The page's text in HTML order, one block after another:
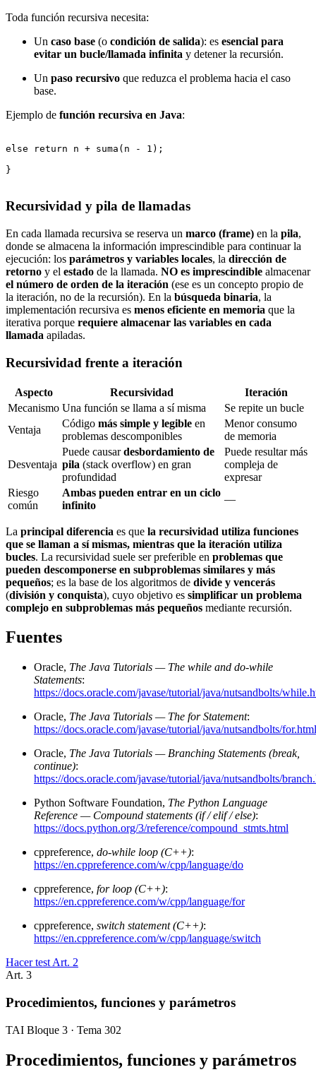
Toda función recursiva necesita:
Un caso base (o condición de salida): es esencial para
evitar un bucle/llamada infinita y detener la recursión.
Un paso recursivo que reduzca el problema hacia el caso
base.
Ejemplo de función recursiva en Java:
else return n + suma(n - 1);
}
Recursividad y pila de llamadas
En cada llamada recursiva se reserva un marco (frame) en la pila,
donde se almacena la información imprescindible para continuar la
ejecución: los parámetros y variables locales, la dirección de
retorno y el estado de la llamada. NO es imprescindible almacenar
el número de orden de la iteración (ese es un concepto propio de
la iteración, no de la recursión). En la búsqueda binaria, la
implementación recursiva es menos eficiente en memoria que la
iterativa porque requiere almacenar las variables en cada
llamada apiladas.
Recursividad frente a iteración
Aspecto Recursividad
Iteración
Mecanismo Una función se llama a sí misma
Se repite un bucle
Ventaja
Código más simple y legible en
problemas descomponibles
Menor consumo
de memoria
Desventaja
Puede causardesbordamiento de
pila (stack overflow) en gran
profundidad
Puede resultar más
compleja de
expresar
Riesgo
común
Ambas pueden entrar en un ciclo
infinito
—
La principal diferencia es que la recursividad utiliza funciones
que se llaman a sí mismas, mientras que la iteración utiliza
bucles. La recursividad suele ser preferible en problemas que
pueden descomponerse en subproblemas similares y más
pequeños; es la base de los algoritmos de divide y vencerás
(división y conquista), cuyo objetivo es simplificar un problema
complejo en subproblemas más pequeños mediante recursión.
Fuentes
Oracle, The Java Tutorials — The while and do-while
Statements:
https://docs.oracle.com/javase/tutorial/java/nutsandbolts/
Oracle, The Java Tutorials — The for Statement:
https://docs.oracle.com/javase/tutorial/java/nutsandbolts/for.html
Oracle, The Java Tutorials — Branching Statements (break,
continue):
https://docs.oracle.com/javase/tutorial/java/nutsandbolts/
Python Software Foundation, The Python Language
Reference — Compound statements (if / elif / else):
https://docs.python.org/3/reference/compound_stmts.html
cppreference, do-while loop (C++):
https://en.cppreference.com/w/cpp/language/do
cppreference, for loop (C++):
https://en.cppreference.com/w/cpp/language/for
cppreference, switch statement (C++):
https://en.cppreference.com/w/cpp/language/switch
Hacer test Art. 2
Art. 3
Procedimientos, funciones y parámetros
TAI Bloque 3 · Tema 302
Procedimientos, funciones y parámetros